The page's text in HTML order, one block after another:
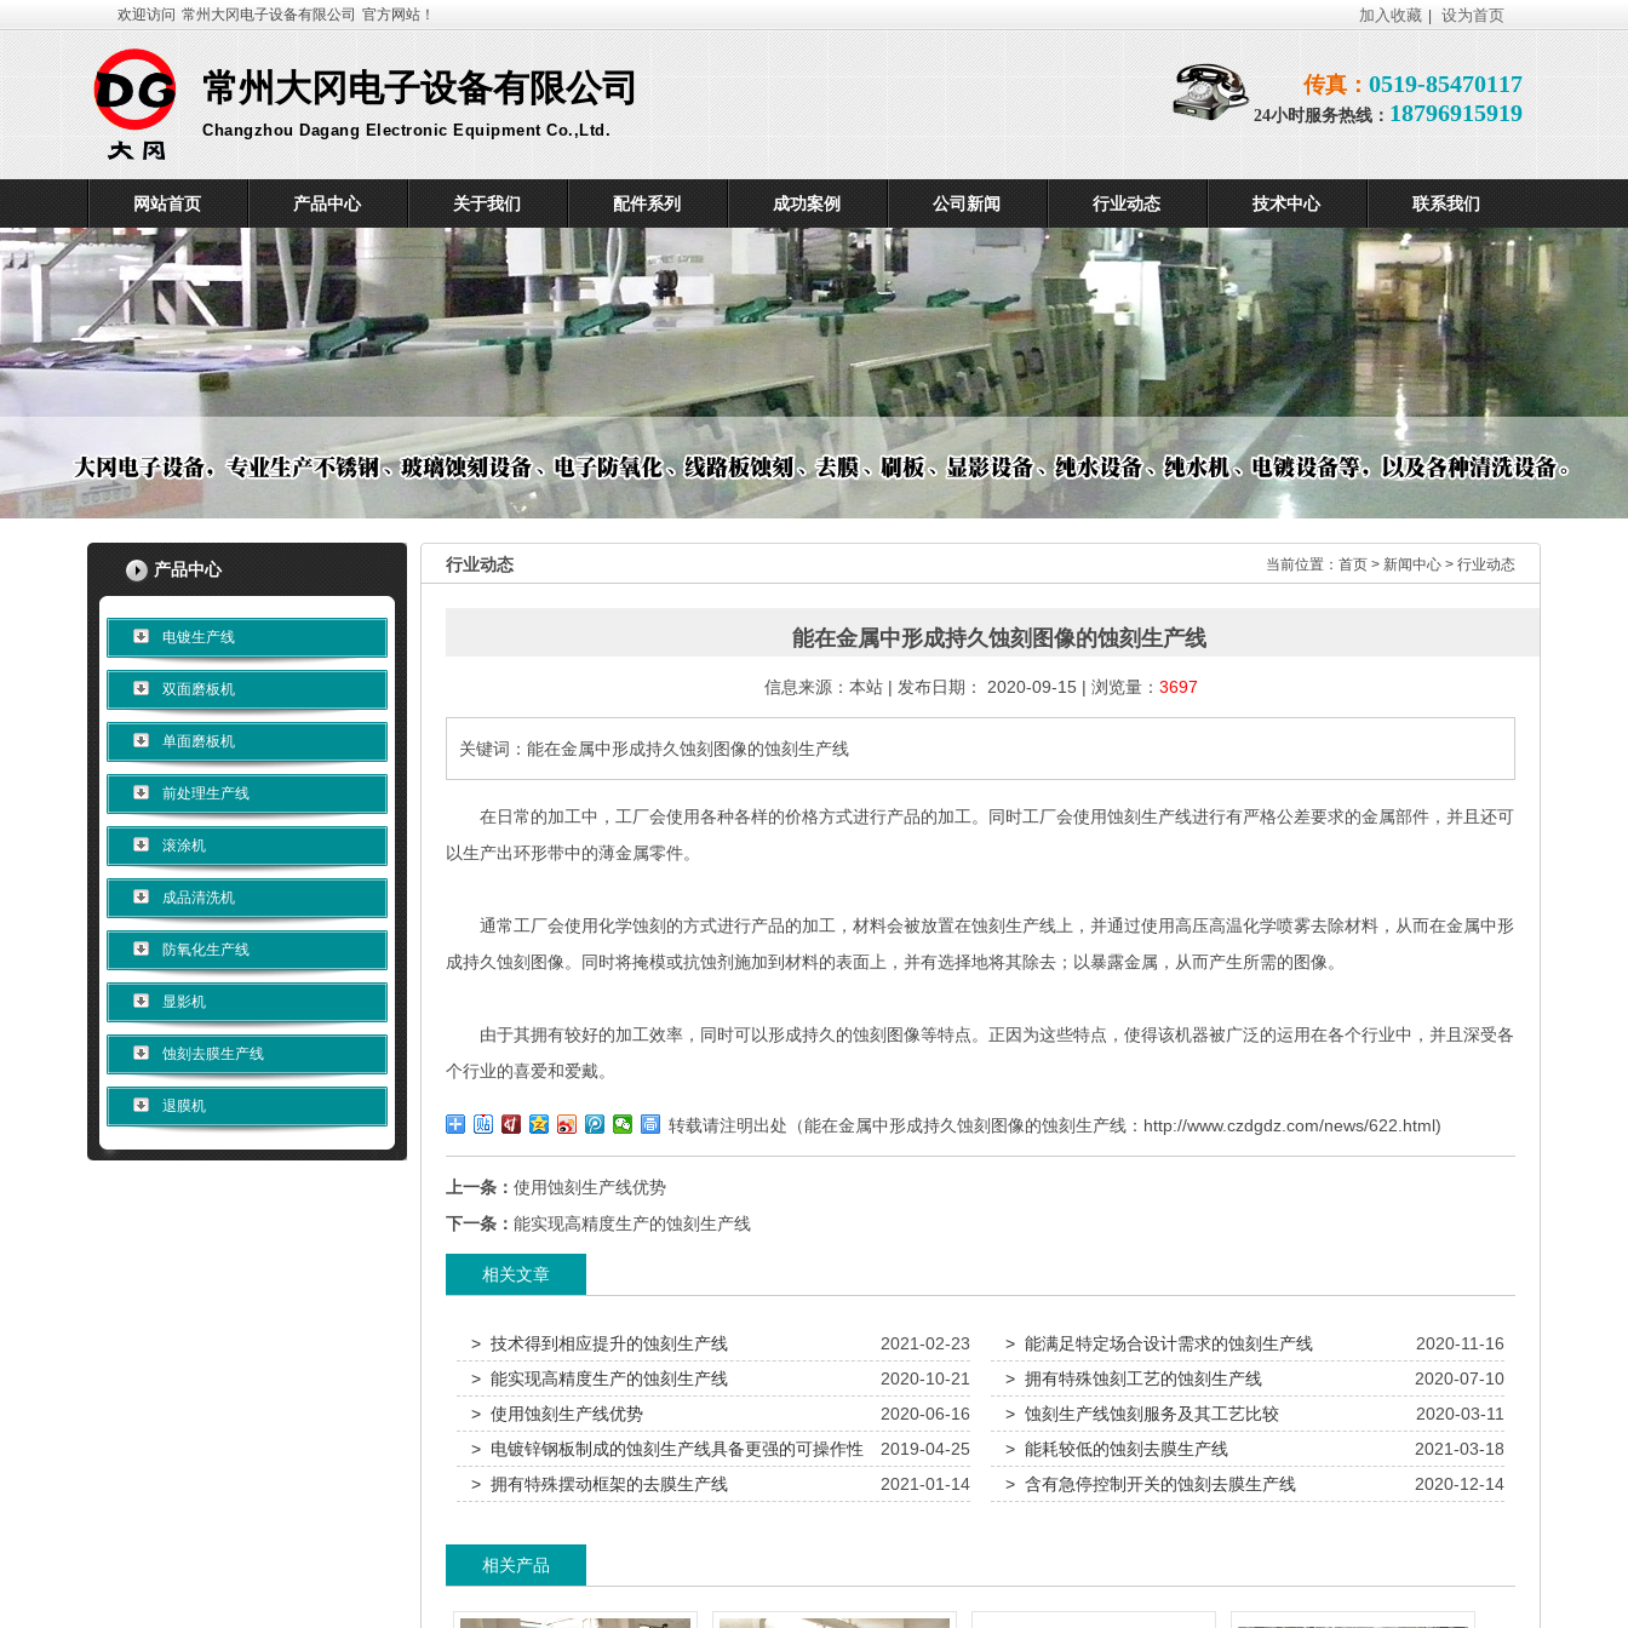
欢迎访问 常州大冈电子设备有限公司 官方网站！ 加入收藏 设为首页
常州大冈电子设备有限公司
Changzhou Dagang Electronic Equipment Co.,Ltd.
传真：0519-85470117
24小时服务热线： 18796915919
网站首页 产品中心 关于我们 配件系列 成功案例 公司新闻 行业动态 技术中心 联系我们
产品中心
电镀生产线
双面磨板机
单面磨板机
前处理生产线
滚涂机
成品清洗机
防氧化生产线
显影机
蚀刻去膜生产线
退膜机
当前位置： 首页 > 新闻中心 > 行业动态
行业动态
能在金属中形成持久蚀刻图像的蚀刻生产线
信息来源：本站 | 发布日期： 2020-09-15 | 浏览量： 3697
关键词：能在金属中形成持久蚀刻图像的蚀刻生产线
在日常的加工中，工厂会使用各种各样的价格方式进行产品的加工。同时工厂会使用蚀刻生产线进行有严格公差要求的金属部件，并且还可
以生产出环形带中的薄金属零件。
通常工厂会使用化学蚀刻的方式进行产品的加工，材料会被放置在蚀刻生产线上，并通过使用高压高温化学喷雾去除材料，从而在金属中形
成持久蚀刻图像。同时将掩模或抗蚀剂施加到材料的表面上，并有选择地将其除去；以暴露金属，从而产生所需的图像。
由于其拥有较好的加工效率，同时可以形成持久的蚀刻图像等特点。正因为这些特点，使得该机器被广泛的运用在各个行业中，并且深受各
个行业的喜爱和爱戴。
转载请注明出处（能在金属中形成持久蚀刻图像的蚀刻生产线： http://www.czdgdz.com/news/622.html)
上一条： 使用蚀刻生产线优势
下一条： 能实现高精度生产的蚀刻生产线
相关文章
2021-02-23
> 技术得到相应提升的蚀刻生产线 2020-11-16
> 能满足特定场合设计需求的蚀刻生产线
2020-10-21
> 能实现高精度生产的蚀刻生产线 2020-07-10
> 拥有特殊蚀刻工艺的蚀刻生产线
2020-06-16
> 使用蚀刻生产线优势 2020-03-11
> 蚀刻生产线蚀刻服务及其工艺比较
2019-04-25
> 电镀锌钢板制成的蚀刻生产线具备更强的可操作性 2021-03-18
> 能耗较低的蚀刻去膜生产线
2021-01-14
> 拥有特殊摆动框架的去膜生产线 2020-12-14
> 含有急停控制开关的蚀刻去膜生产线
相关产品